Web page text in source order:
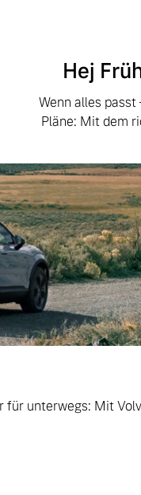
Hej
Wenn alles
Pläne: Mit dem
für unterwegs: Mit